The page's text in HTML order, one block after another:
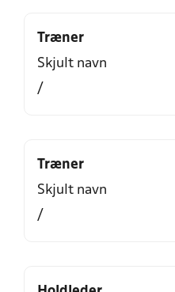
Træner
Skjult navn
/
Træner
Skjult navn
/